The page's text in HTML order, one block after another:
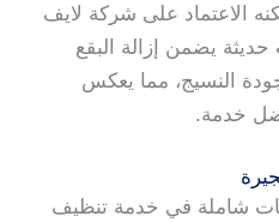
الاعتماد على شركة لايف
يضمن إزالة البقع
النسيج، مما يعكس
خدمة.
شاملة في خدمة تنظيف